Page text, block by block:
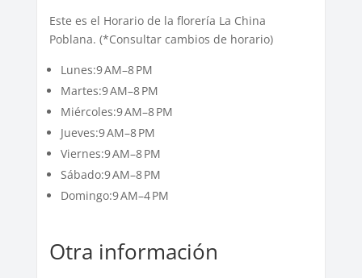
Este es el Horario de la florería La China
Poblana. (*Consultar cambios de horario)
Lunes:9 AM–8 PM
Martes:9 AM–8 PM
Miércoles:9 AM–8 PM
Jueves:9 AM–8 PM
Viernes:9 AM–8 PM
Sábado:9 AM–8 PM
Domingo:9 AM–4 PM
Otra información